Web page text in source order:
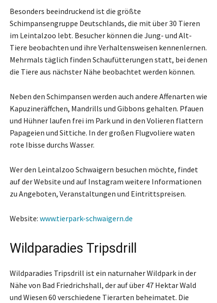
Besonders beeindruckend ist die größte
Schimpansengruppe Deutschlands, die mit über 30 Tieren
im Leintalzoo lebt. Besucher können die Jung- und Alt-
Tiere beobachten und ihre Verhaltensweisen kennenlernen.
Mehrmals täglich finden Schaufütterungen statt, bei denen
die Tiere aus nächster Nähe beobachtet werden können.
Neben den Schimpansen werden auch andere Affenarten wie
Kapuzineräffchen, Mandrills und Gibbons gehalten. Pfauen
und Hühner laufen frei im Park und in den Volieren flattern
Papageien und Sittiche. In der großen Flugvoliere waten
rote Ibisse durchs Wasser.
Wer den Leintalzoo Schwaigern besuchen möchte, findet
auf der Website und auf Instagram weitere Informationen
zu Angeboten, Veranstaltungen und Eintrittspreisen.
Website: www.tierpark-schwaigern.de
Wildparadies Tripsdrill
Wildparadies Tripsdrill ist ein naturnaher Wildpark in der
Nähe von Bad Friedrichshall, der auf über 47 Hektar Wald
und Wiesen 60 verschiedene Tierarten beheimatet. Die